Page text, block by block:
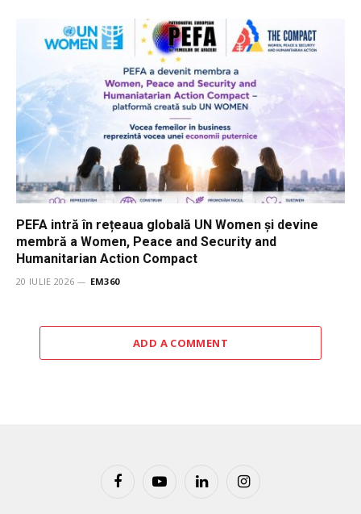
PEFA intră în rețeaua globală UN Women și devine
membră a Women, Peace and Security and
Humanitarian Action Compact
20 IULIE 2026 EM360
ADD A COMMENT
FacebookYouTubeLinkedInInstagram